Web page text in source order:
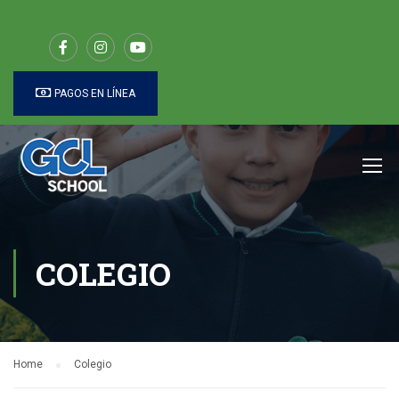
PAGOS EN LÍNEA
COLEGIO
Home Colegio